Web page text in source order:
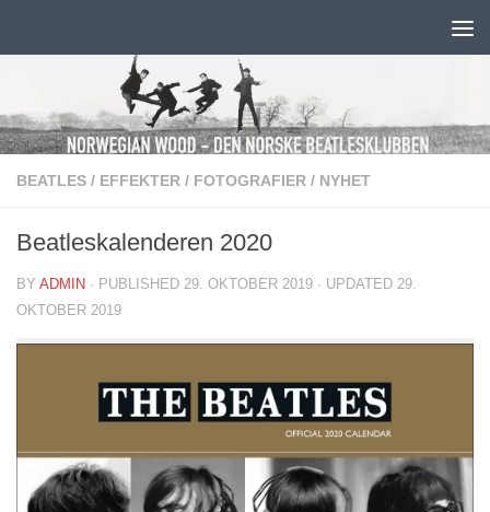
BEATLES / EFFEKTER / FOTOGRAFIER / NYHET
Beatleskalenderen 2020
BY ADMIN · PUBLISHED 29. OKTOBER 2019 · UPDATED 29.
OKTOBER 2019